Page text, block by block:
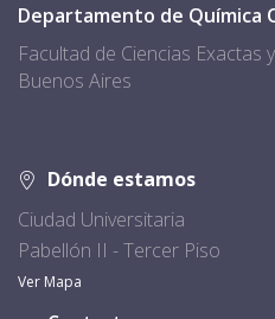
Departamento de Química
Facultad de Ciencias Exactas
Buenos Aires
Dónde estamos
Ciudad Universitaria
Pabellón II - Tercer Piso
Ver Mapa